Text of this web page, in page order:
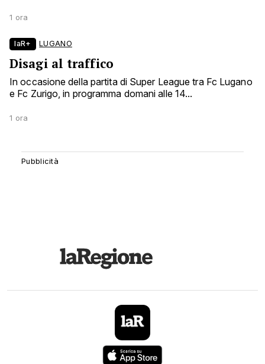
1 ora
laR+ LUGANO
Disagi al traffico
In occasione della partita di Super League tra Fc Lugano
e Fc Zurigo, in programma domani alle 14...
1 ora